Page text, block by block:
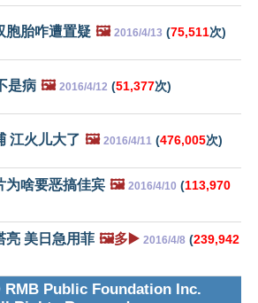
胞胎咋遭置疑 🖼️ 2016/4/13 (75,511次)
是病 🖼️ 2016/4/12 (51,377次)
江火儿大了 🖼️ 2016/4/11 (476,005次)
为啥要恶搞佳宾 🖼️ 2016/4/10 (113,970
亮 美日急用菲 🖼️多▶️ 2016/4/8 (239,942
Public Foundation Inc.